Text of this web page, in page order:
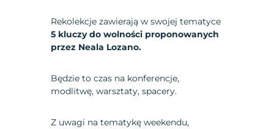
Rekolekcje zawierają w swojej tematyce
5 kluczy do wolności proponowanych
przez Neala Lozano.
Będzie to czas na konferencje,
modlitwę, warsztaty, spacery.
Z uwagi na tematykę weekendu,